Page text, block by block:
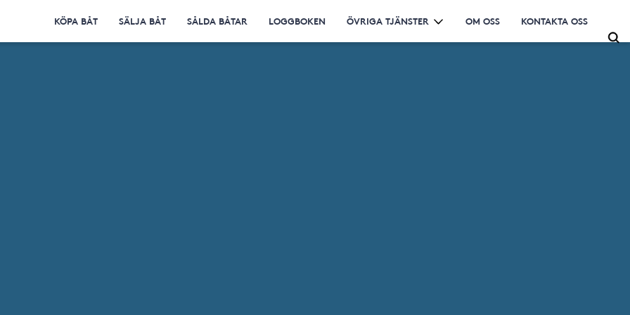
KÖPA BÅT SÄLJA BÅT SÅLDA BÅTAR LOGGBOKEN ÖVRIGA TJÄNSTER OM OSS KONTAKTA OSS